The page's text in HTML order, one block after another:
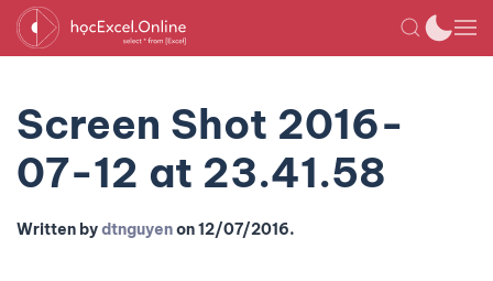
Screen Shot 2016-
07-12 at 23.41.58
Written bydtnguyenon12/07/2016.